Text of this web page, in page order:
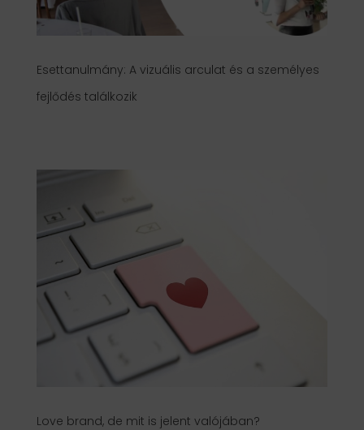
Esettanulmány: A vizuális arculat és a személyes
fejlődés találkozik
Love brand, de mit is jelent valójában?